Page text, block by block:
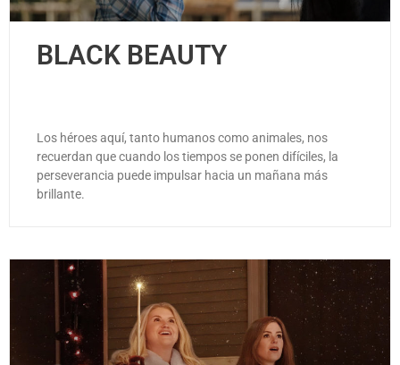
BLACK BEAUTY
Los héroes aquí, tanto humanos como animales, nos
recuerdan que cuando los tiempos se ponen difíciles, la
perseverancia puede impulsar hacia un mañana más
brillante.